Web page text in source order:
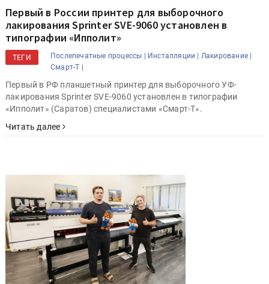
Первый в России принтер для выборочного
лакирования Sprinter SVE-9060 установлен в
типографии «Ипполит»
ТЕГИ Послепечатные процессы | Инсталляции |
Лакирование |
Смарт-Т |
Первый в РФ планшетный принтер для выборочного УФ-
лакирования Sprinter SVE-9060 установлен в типографии
«Ипполит» (Саратов) специалистами «Смарт-Т».
Читать далее